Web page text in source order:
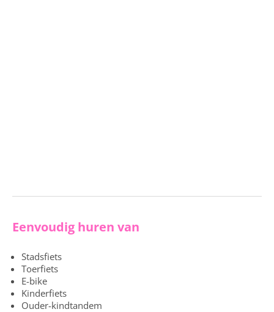
Eenvoudig huren van
Stadsfiets
Toerfiets
E-bike
Kinderfiets
Ouder-kindtandem